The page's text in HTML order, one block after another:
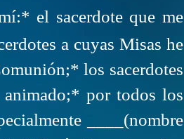
el sacerdote que me
a cuyas Misas he
los sacerdotes
por todos los
____(nombre